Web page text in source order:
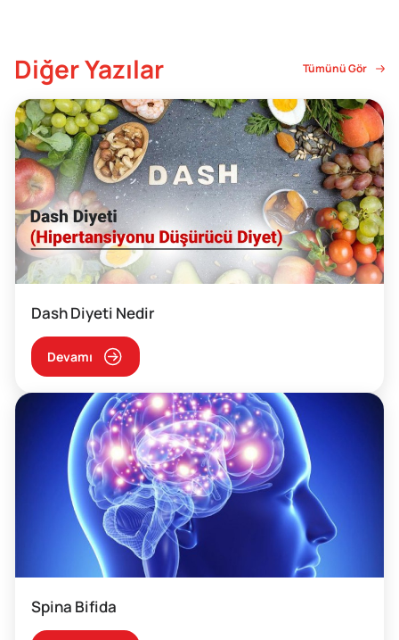
Diğer Yazılar Tümünü Gör
Dash Diyeti Nedir
Devamı
Spina Bifida